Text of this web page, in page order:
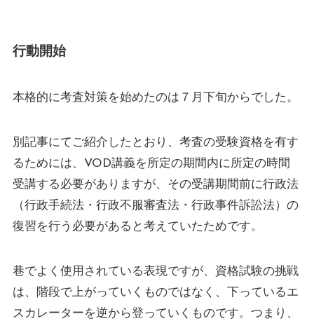
行動開始
本格的に考査対策を始めたのは７月下旬からでした。
別記事にてご紹介したとおり、考査の受験資格を有す
るためには、VOD講義を所定の期間内に所定の時間
受講する必要がありますが、その受講期間前に行政法
（行政手続法・行政不服審査法・行政事件訴訟法）の
復習を行う必要があると考えていたためです。
巷でよく使用されている表現ですが、資格試験の挑戦
は、階段で上がっていくものではなく、下っているエ
スカレーターを逆から登っていくものです。つまり、